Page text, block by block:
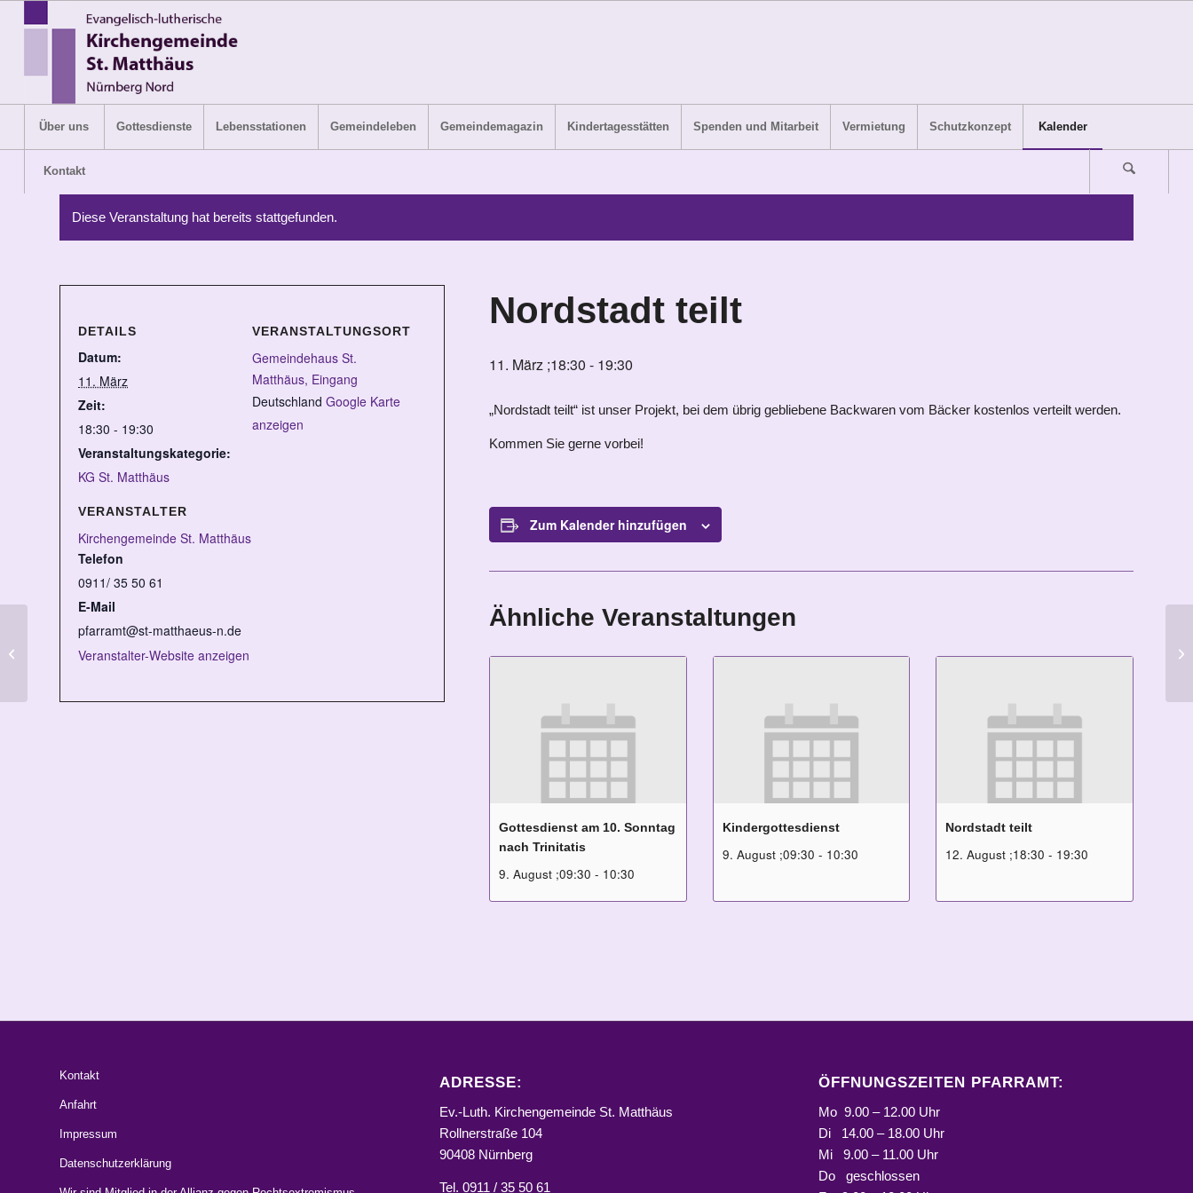
Über uns Gottesdienste Lebensstationen Gemeindeleben Gemeindemagazin Kindertagesstätten Spenden und Mitarbeit Vermietung Schutzkonzept Kalender
Kontakt
Diese Veranstaltung hat bereits stattgefunden.
Nordstadt teilt
11. März ;18:30 - 19:30
„Nordstadt teilt“ ist unser Projekt, bei dem übrig gebliebene Backwaren vom Bäcker kostenlos verteilt werden.
Kommen Sie gerne vorbei!
Zum Kalender hinzufügen
Ähnliche Veranstaltungen
Gottesdienst am 10. Sonntag
nach Trinitatis
9. August ;09:30 - 10:30
Kindergottesdienst
9. August ;09:30 - 10:30
Nordstadt teilt
12. August ;18:30 - 19:30
DETAILS
Datum:
11. März
Zeit:
18:30 - 19:30
Veranstaltungskategorie:
KG St. Matthäus
VERANSTALTUNGSORT
Gemeindehaus St.
Matthäus, Eingang
Deutschland Google Karte
anzeigen
VERANSTALTER
Kirchengemeinde St. Matthäus
Telefon
0911/ 35 50 61
E-Mail
pfarramt@st-matthaeus-n.de
Veranstalter-Website anzeigen
Kontakt
Anfahrt
Impressum
Datenschutzerklärung
ADRESSE:
Ev.-Luth. Kirchengemeinde St. Matthäus
Rollnerstraße 104
90408 Nürnberg
Tel. 0911 / 35 50 61
ÖFFNUNGSZEITEN PFARRAMT:
Mo 9.00 – 12.00 Uhr
Di 14.00 – 18.00 Uhr
Mi 9.00 – 11.00 Uhr
Do geschlossen
Muskelaufbaukurs 3/5